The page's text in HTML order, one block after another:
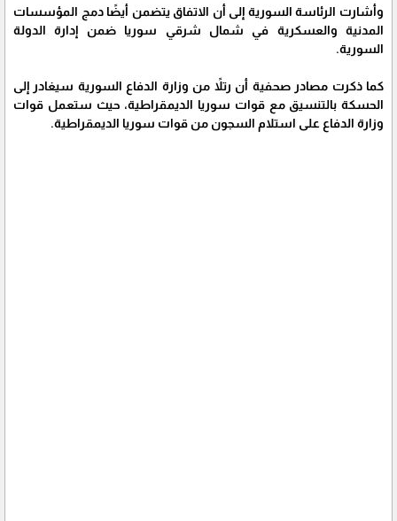
وأشارت الرئاسة السورية إلى أن الاتفاق يتضمن أيضًا دمج المؤسسات
المدنية والعسكرية في شمال شرقي سوريا ضمن إدارة الدولة
السورية.
كما ذكرت مصادر صحفية أن رتلاً من وزارة الدفاع السورية سيغادر إلى
الحسكة بالتنسيق مع قوات سوريا الديمقراطية، حيث ستعمل قوات
وزارة الدفاع على استلام السجون من قوات سوريا الديمقراطية.